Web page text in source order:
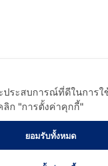
ประสบการณ์ที่ดีในการ
ก "การตั้งค่าคุกกี้"
ยอมรับทั้งหมด